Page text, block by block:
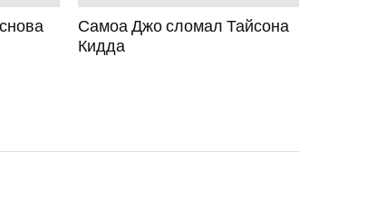
Самоа Джо сломал Тайсона
Кидда